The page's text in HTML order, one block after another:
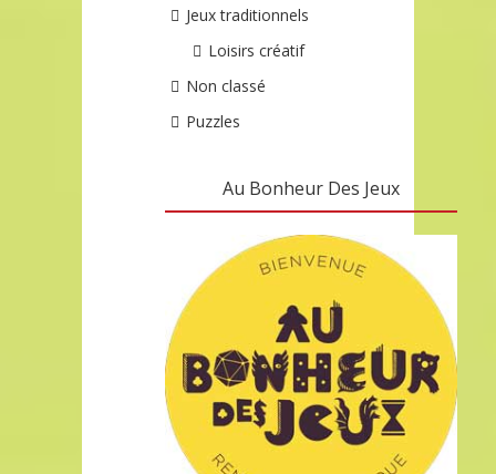
Jeux traditionnels
Loisirs créatif
Non classé
Puzzles
Au Bonheur Des Jeux